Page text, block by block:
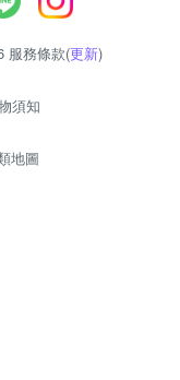
服務條款(更新)
須知
地圖